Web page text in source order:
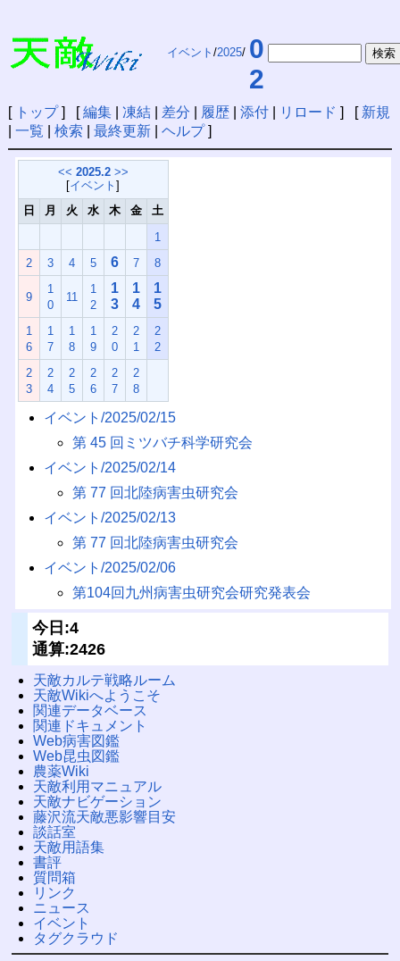
イベント /2025/ 0
2
[ トップ] [編集| 凍結| 差分 履歴| 添付| リロード ] [ 新規
一覧 検索 最終更新| ヘルプ]
<< 2025.2 >>
[イベント]
日
月 火 水 木 金
土
1
2
3 4 5 6 7 8
9
1
0
11
1
2
1
3
1
4
1
5
1
6
1
7
1
8
1
9
2
0
2
1
2
2
2
3
2
4
2
5
2
6
2
7
2
8
イベント/2025/02/15
第 45 回ミツバチ科学研究会
イベント/2025/02/14
第 77 回北陸病害虫研究会
イベント/2025/02/13
第 77 回北陸病害虫研究会
イベント/2025/02/06
第104回九州病害虫研究会研究発表会
今日:4
通算:2426
天敵カルテ戦略ルーム
天敵Wikiへようこそ
関連データベース
関連ドキュメント
Web病害図鑑
Web昆虫図鑑
農薬Wiki
天敵利用マニュアル
天敵ナビゲーション
藤沢流天敵悪影響目安
談話室
天敵用語集
書評
質問箱
リンク
ニュース
イベント
タグクラウド